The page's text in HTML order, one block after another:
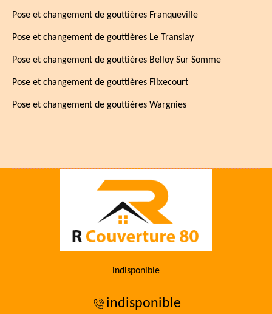
Pose et changement de gouttières Franqueville
Pose et changement de gouttières Le Translay
Pose et changement de gouttières Belloy Sur Somme
Pose et changement de gouttières Flixecourt
Pose et changement de gouttières Wargnies
indisponible
indisponible